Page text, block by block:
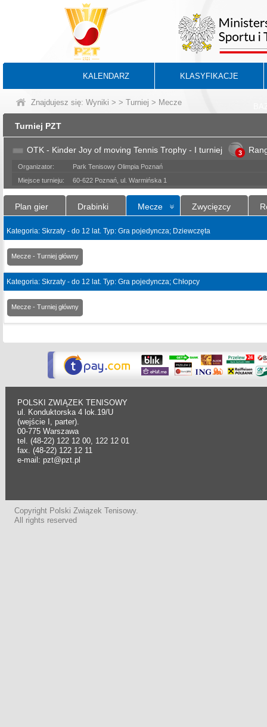
KALENDARZ KLASYFIKACJE
Znajdujesz się: Wyniki > > Turniej > Mecze
Turniej PZT
OTK - Kinder Joy of moving Tennis Trophy - I turniej 3
Organizator:
Park Tenisowy Olimpia Poznań
Miejsce turnieju:
60-622 Poznań, ul. Warmińska 1
Plan gier Drabinki Mecze Zwycięzcy
Kategoria: Skrzaty - do 12 lat. Typ: Gra pojedyncza; Dziewczęta
Mecze - Turniej główny
Kategoria: Skrzaty - do 12 lat. Typ: Gra pojedyncza; Chłopcy
Mecze - Turniej główny
POLSKI ZWIĄZEK TENISOWY
ul. Konduktorska 4 lok.19/U
(wejście I, parter).
00-775 Warszawa
tel. (48-22) 122 12 00, 122 12 01
fax. (48-22) 122 12 11
e-mail: pzt@pzt.pl
Copyright Polski Związek Tenisowy.
All rights reserved